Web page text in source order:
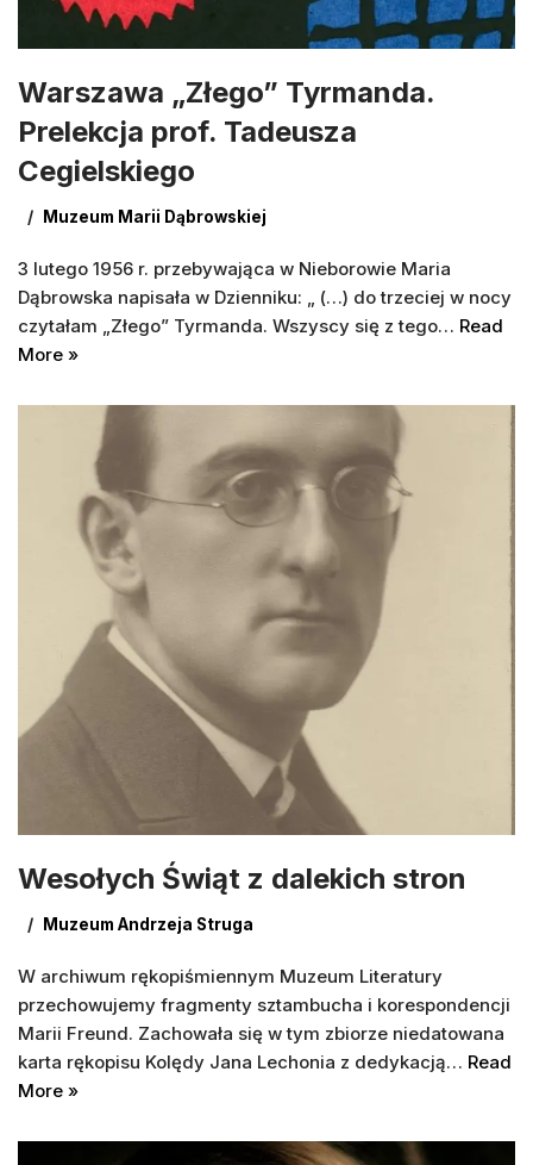
Warszawa „Złego” Tyrmanda.
Prelekcja prof. Tadeusza
Cegielskiego
Muzeum Marii Dąbrowskiej
3 lutego 1956 r. przebywająca w Nieborowie Maria
Dąbrowska napisała w Dzienniku: „ (…) do trzeciej w nocy
czytałam „Złego” Tyrmanda. Wszyscy się z tego… Read
More »
Wesołych Świąt z dalekich stron
Muzeum Andrzeja Struga
W archiwum rękopiśmiennym Muzeum Literatury
przechowujemy fragmenty sztambucha i korespondencji
Marii Freund. Zachowała się w tym zbiorze niedatowana
karta rękopisu Kolędy Jana Lechonia z dedykacją… Read
More »